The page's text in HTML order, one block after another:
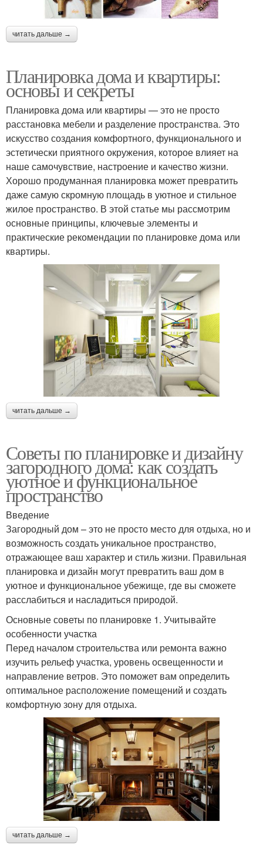
читать дальше →
Планировка дома и квартиры:
основы и секреты
Планировка дома или квартиры — это не просто
расстановка мебели и разделение пространства. Это
искусство создания комфортного, функционального и
эстетически приятного окружения, которое влияет на
наше самочувствие, настроение и качество жизни.
Хорошо продуманная планировка может превратить
даже самую скромную площадь в уютное и стильное
жилое пространство. В этой статье мы рассмотрим
основные принципы, ключевые элементы и
практические рекомендации по планировке дома или
квартиры.
читать дальше →
Советы по планировке и дизайну
загородного дома: как создать
уютное и функциональное
пространство
Введение
Загородный дом – это не просто место для отдыха, но и
возможность создать уникальное пространство,
отражающее ваш характер и стиль жизни. Правильная
планировка и дизайн могут превратить ваш дом в
уютное и функциональное убежище, где вы сможете
расслабиться и насладиться природой.
Основные советы по планировке 1. Учитывайте
особенности участка
Перед началом строительства или ремонта важно
изучить рельеф участка, уровень освещенности и
направление ветров. Это поможет вам определить
оптимальное расположение помещений и создать
комфортную зону для отдыха.
читать дальше →